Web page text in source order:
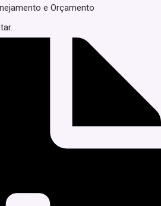
e Orçamento